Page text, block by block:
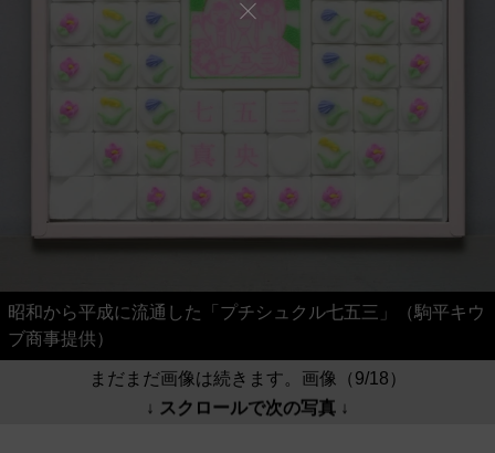
昭和から平成に流通した「プチシュクル七五三」（駒平キウ
ブ商事提供）
まだまだ画像は続きます。画像（9/18）
↓ スクロールで次の写真 ↓